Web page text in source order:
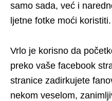
samo sada, već i
ljetne fotke moći koristiti.
Vrlo je korisno da
preko vaše facebook
stranice zadirkujete
nekom veselom,